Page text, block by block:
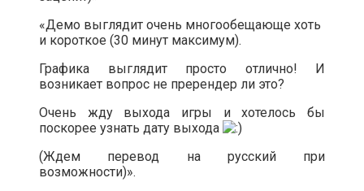
«Демо выглядит очень многообещающе хоть
и короткое (30 минут максимум).
Графика выглядит просто отлично! И
возникает вопрос не пререндер ли это?
Очень жду выхода игры и хотелось бы
поскорее узнать дату выхода
(Ждем перевод на русский при
возможности)».